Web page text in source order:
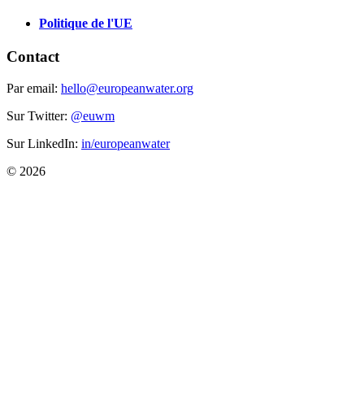
Politique de l'UE
Contact
Par email: hello@europeanwater.org
Sur Twitter: @euwm
Sur LinkedIn: in/europeanwater
© 2026